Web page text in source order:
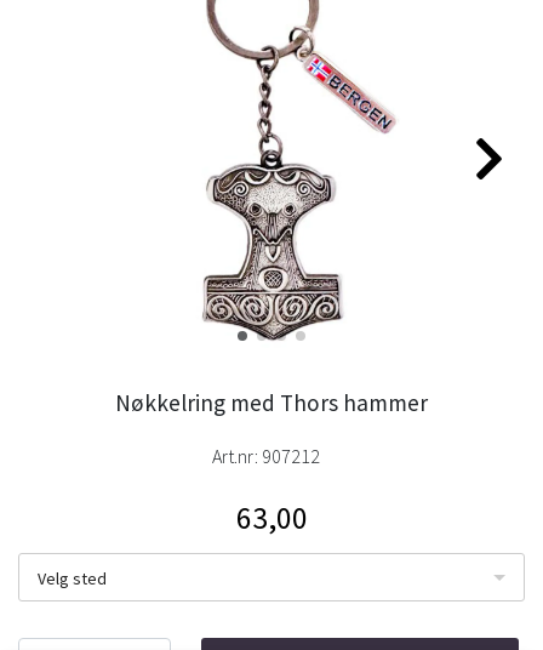
Nøkkelring med Thors hammer
Art.nr: 907212
63,00
Velg sted